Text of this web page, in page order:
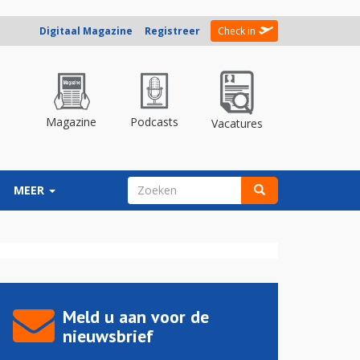
Digitaal Magazine Registreer Check in
Magazine Podcasts Vacatures
MEER ZOEKVELD
Meld u aan voor de
nieuwsbrief